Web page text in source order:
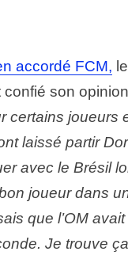
accordé FCM,
son
certains joueurs
laissé partir
avec le Brésil
joueur dans
que l’OM
Je trouve